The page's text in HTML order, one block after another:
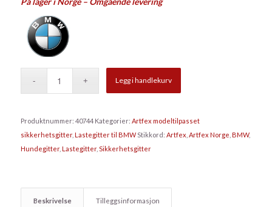
Legg i handlekurv
Produktnummer: 40744 Kategorier: Artfex modeltilpasset
sikkerhetsgitter, Lastegitter til BMW Stikkord: Artfex Artfex Norge BMW,
Hundegitter, Lastegitter, Sikkerhetsgitter
Beskrivelse Tilleggsinformasjon